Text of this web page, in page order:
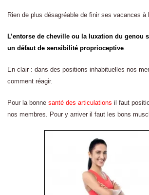
Rien de plus désagréable de finir ses vacances à
L’entorse de cheville ou la luxation du genou
un défaut de sensibilité proprioceptive
En clair : dans des positions inhabituelles nos
comment réagir.
Pour la bonne santé des articulations il faut
nos membres. Pour y arriver il faut les bons